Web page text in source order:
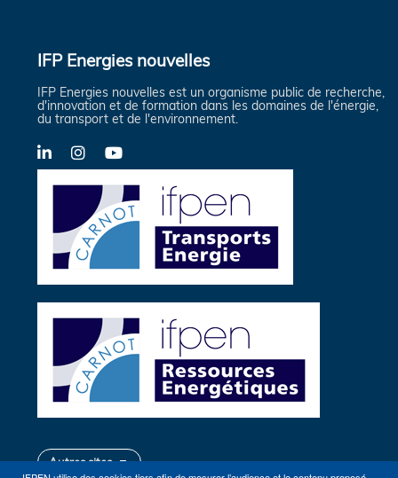
IFP Energies nouvelles
IFP Energies nouvelles est un organisme public de recherche,
d'innovation et de formation dans les domaines de l'énergie,
du transport et de l'environnement.
LinkedInInstagramYouTube
Autres sites